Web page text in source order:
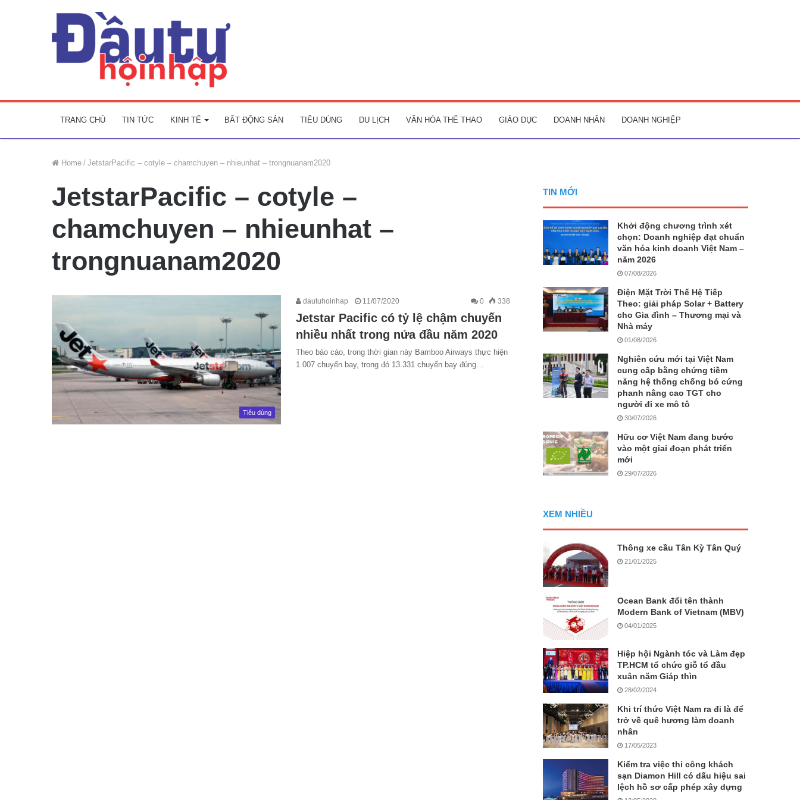
TRANG CHỦ TIN TỨC KINH TẾ BẤT ĐỘNG SẢN TIÊU DÙNG DU LỊCH VĂN HÓA THỂ THAO GIÁO DỤC DOANH NHÂN DOANH NGHIỆP
Home / JetstarPacific – cotyle – chamchuyen – nhieunhat – trongnuanam2020
JetstarPacific – cotyle –
chamchuyen – nhieunhat –
trongnuanam2020
Tiêu dùng
dautuhoinhap 11/07/2020 0 338
Jetstar Pacific có tỷ lệ chậm chuyến
nhiều nhất trong nửa đầu năm 2020
Theo báo cáo, trong thời gian này Bamboo Airways thực hiện
1.007 chuyến bay, trong đó 13.331 chuyến bay đúng…
TIN MỚI
Khởi động chương trình xét
chọn: Doanh nghiệp đạt chuẩn
văn hóa kinh doanh Việt Nam –
năm 2026
07/08/2026
Điện Mặt Trời Thế Hệ Tiếp
Theo: giải pháp Solar + Battery
cho Gia đình – Thương mại và
Nhà máy
01/08/2026
Nghiên cứu mới tại Việt Nam
cung cấp bằng chứng tiềm
năng hệ thống chống bó cứng
phanh nâng cao TGT cho
người đi xe mô tô
30/07/2026
Hữu cơ Việt Nam đang bước
vào một giai đoạn phát triển
mới
29/07/2026
XEM NHIỀU
Thông xe cầu Tân Kỳ Tân Quý
21/01/2025
Ocean Bank đổi tên thành
Modern Bank of Vietnam (MBV)
04/01/2025
Hiệp hội Ngành tóc và Làm đẹp
TP.HCM tổ chức giỗ tổ đầu
xuân năm Giáp thìn
28/02/2024
Khi trí thức Việt Nam ra đi là để
trở về quê hương làm doanh
nhân
17/05/2023
Kiểm tra việc thi công khách
sạn Diamon Hill có dấu hiệu sai
lệch hồ sơ cấp phép xây dựng